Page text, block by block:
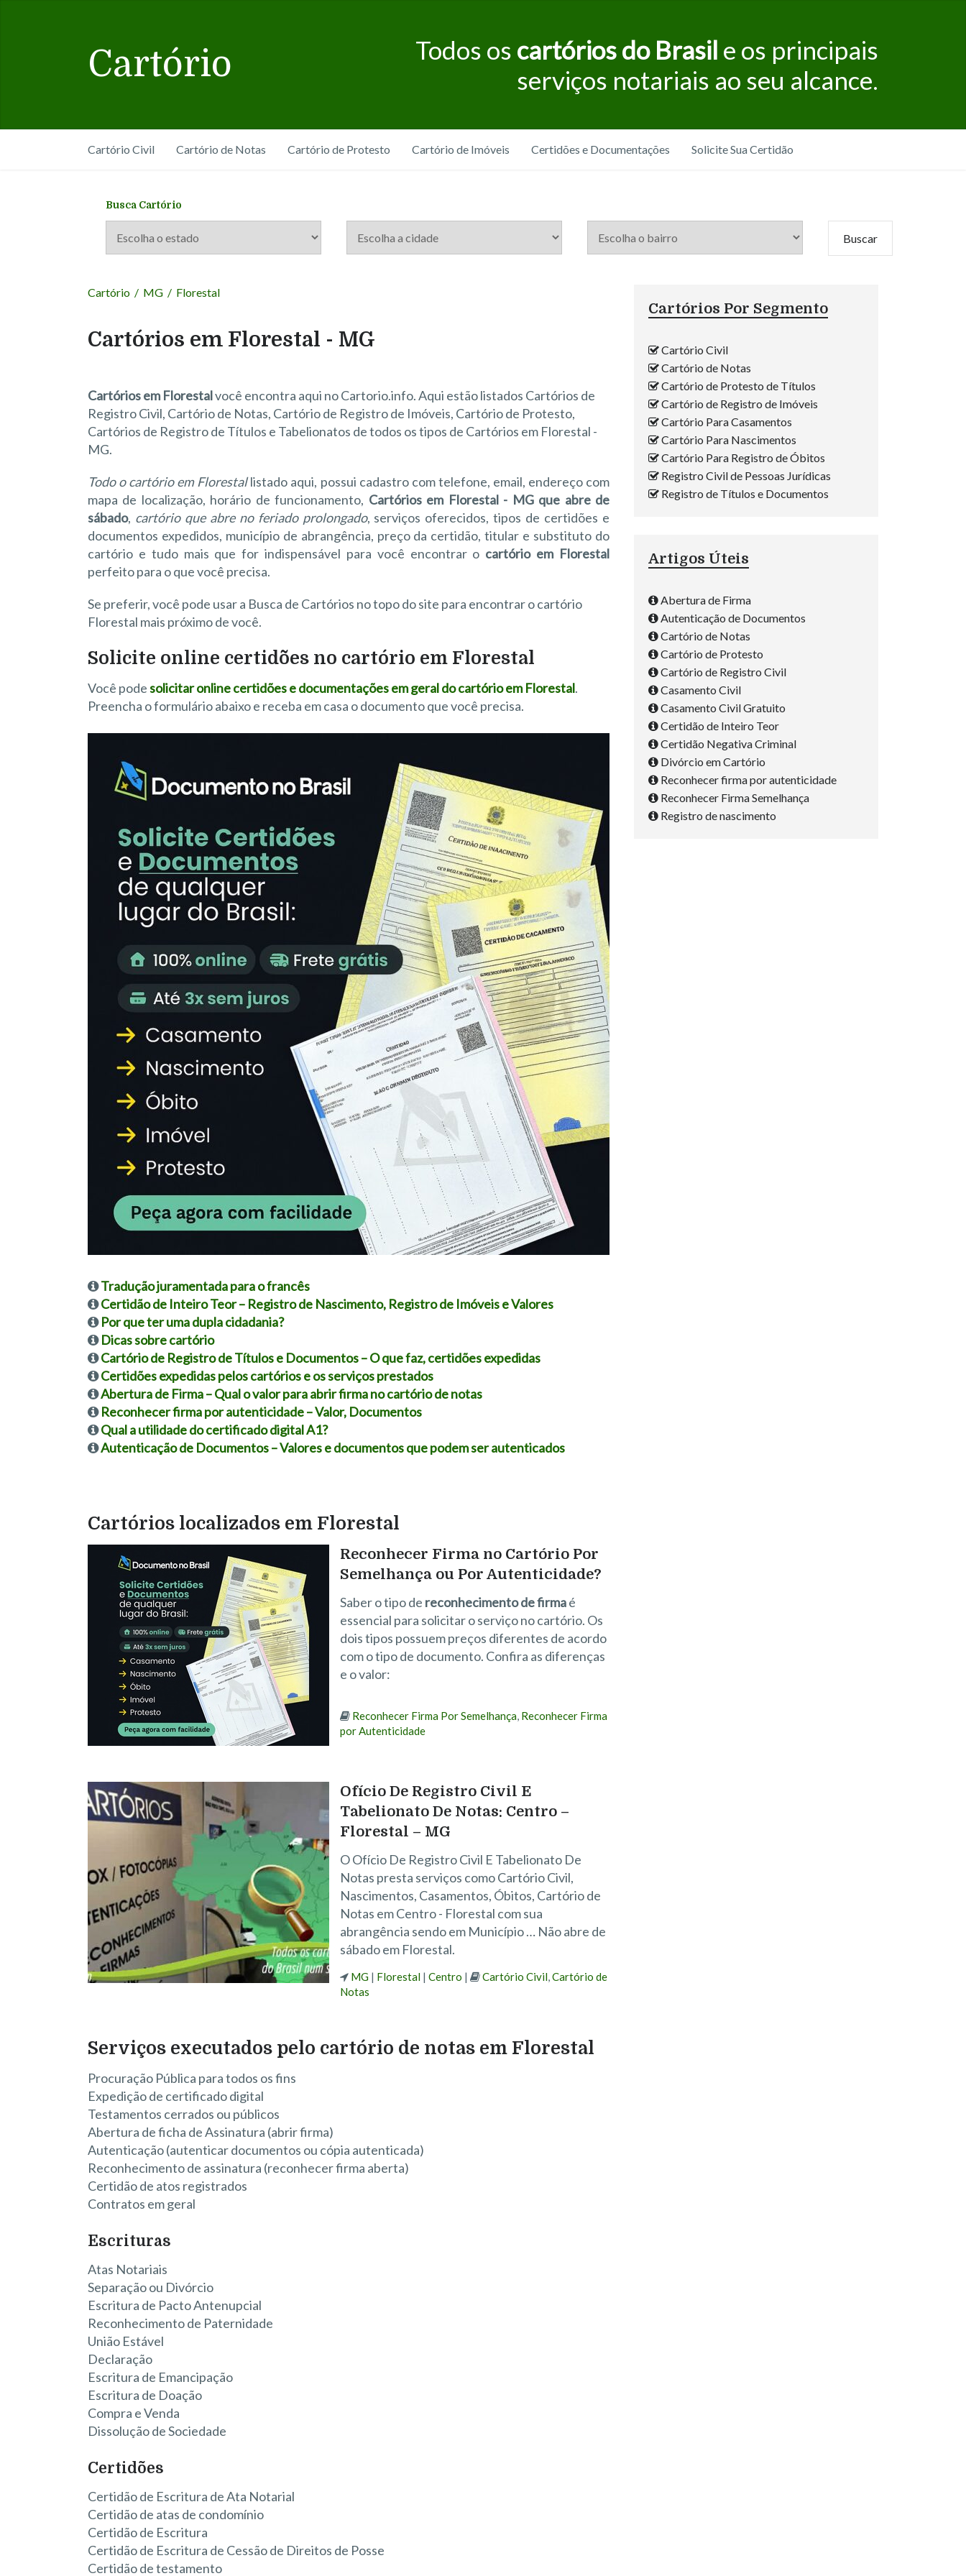
Cartório Todos os cartórios do Brasil e os principais
serviços notariais ao seu alcance.
Cartório Civil Cartório de Notas Cartório de Protesto Cartório de Imóveis Certidões e Documentações Solicite Sua Certidão
Busca Cartório
Cartório / MG / Florestal
Cartórios em Florestal - MG
Cartórios em Florestalvocê encontra aqui no Cartorio.info. Aqui estão listados Cartórios de
Registro Civil, Cartório de Notas, Cartório de Registro de Imóveis, Cartório de Protesto,
Cartórios de Registro de Títulos e Tabelionatos de todos os tipos de Cartórios em Florestal -
MG.
Todo o cartório em Florestallistado aqui, possui cadastro com telefone, email, endereço com
mapa de localização, horário de funcionamento, Cartórios em Florestal - MG que abre de
sábado, cartório que abre no feriado prolongado, serviços oferecidos, tipos de certidões e
documentos expedidos, município de abrangência, preço da certidão, titular e substituto do
cartório e tudo mais que for indispensável para você encontrar o cartório em Florestal
perfeito para o que você precisa.
Se preferir, você pode usar a Busca de Cartórios no topo do site para encontrar o cartório
Florestal mais próximo de você.
Solicite online certidões no cartório em Florestal
Você podesolicitar online certidões e documentações em geral do cartório em Florestal.
Preencha o formulário abaixo e receba em casa o documento que você precisa.
Tradução juramentada para o francês
Certidão de Inteiro Teor – Registro de Nascimento, Registro de Imóveis e Valores
Por que ter uma dupla cidadania?
Dicas sobre cartório
Cartório de Registro de Títulos e Documentos – O que faz, certidões expedidas
Certidões expedidas pelos cartórios e os serviços prestados
Abertura de Firma – Qual o valor para abrir firma no cartório de notas
Reconhecer firma por autenticidade – Valor, Documentos
Qual a utilidade do certificado digital A1?
Autenticação de Documentos – Valores e documentos que podem ser autenticados
Cartórios localizados em Florestal
Reconhecer Firma no Cartório Por
Semelhança ou Por Autenticidade?
Saber o tipo de reconhecimento de firmaé
essencial para solicitar o serviço no cartório. Os
dois tipos possuem preços diferentes de acordo
com o tipo de documento. Confira as diferenças
e o valor:
Reconhecer Firma Por Semelhança, Reconhecer Firma
por Autenticidade
Ofício De Registro Civil E
Tabelionato De Notas: Centro –
Florestal – MG
O Ofício De Registro Civil E Tabelionato De
Notas presta serviços como Cartório Civil,
Nascimentos, Casamentos, Óbitos, Cartório de
Notas em Centro - Florestal com sua
abrangência sendo em Município … Não abre de
sábado em Florestal.
MG | Florestal | Centro | Cartório Civil,Cartório de
Notas
Serviços executados pelo cartório de notas em Florestal
Procuração Pública para todos os fins
Expedição de certificado digital
Testamentos cerrados ou públicos
Abertura de ficha de Assinatura (abrir firma)
Autenticação (autenticar documentos ou cópia autenticada)
Reconhecimento de assinatura (reconhecer firma aberta)
Certidão de atos registrados
Contratos em geral
Escrituras
Atas Notariais
Separação ou Divórcio
Escritura de Pacto Antenupcial
Reconhecimento de Paternidade
União Estável
Declaração
Escritura de Emancipação
Escritura de Doação
Compra e Venda
Dissolução de Sociedade
Certidões
Certidão de Escritura de Ata Notarial
Certidão de atas de condomínio
Certidão de Escritura
Certidão de Escritura de Cessão de Direitos de Posse
Certidão de testamento
Cartórios Por Segmento
Cartório Civil
Cartório de Notas
Cartório de Protesto de Títulos
Cartório de Registro de Imóveis
Cartório Para Casamentos
Cartório Para Nascimentos
Cartório Para Registro de Óbitos
Registro Civil de Pessoas Jurídicas
Registro de Títulos e Documentos
Artigos Úteis
Abertura de Firma
Autenticação de Documentos
Cartório de Notas
Cartório de Protesto
Cartório de Registro Civil
Casamento Civil
Casamento Civil Gratuito
Certidão de Inteiro Teor
Certidão Negativa Criminal
Divórcio em Cartório
Reconhecer firma por autenticidade
Reconhecer Firma Semelhança
Registro de nascimento